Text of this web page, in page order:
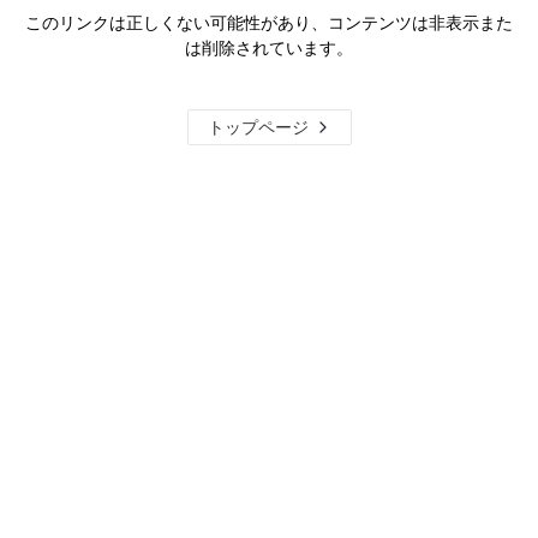
このリンクは正しくない可能性があり、コンテンツは非表示また
は削除されています。
トップページ